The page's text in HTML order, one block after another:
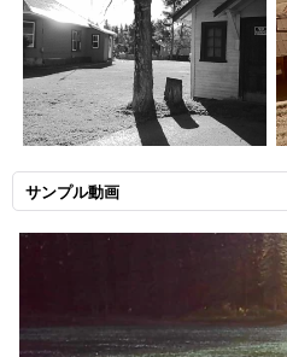
サンプル動画